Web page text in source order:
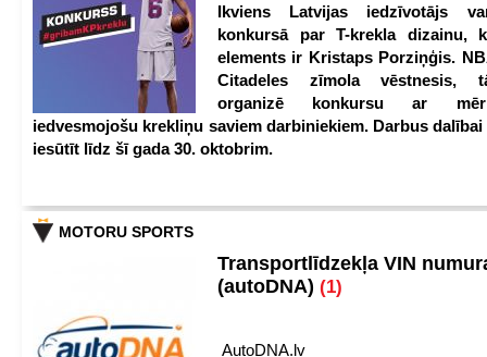
Ikviens Latvijas iedzīvotājs
konkursā par T-krekla dizainu,
elements ir Kristaps Porziņģis.
Citadeles zīmola vēstnesis,
organizē konkursu ar
iedvesmojošu krekliņu saviem darbiniekiem. Darbus
iesūtīt līdz šī gada 30. oktobrim.
MOTORU SPORTS
Transportlīdzekļa VIN
(autoDNA) (1)
AutoDNA.lv